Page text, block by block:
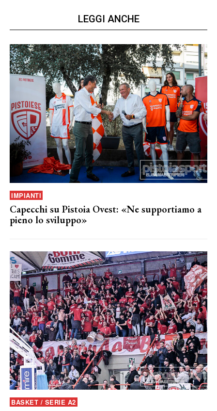
LEGGI ANCHE
IMPIANTI
Capecchi su Pistoia Ovest: «Ne supportiamo a
pieno lo sviluppo»
BASKET / SERIE A2